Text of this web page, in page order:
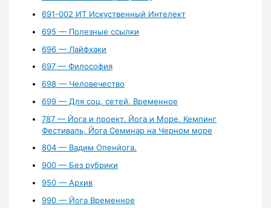
691-002 ИТ Искуственный Интелект
695 — Полезные ссылки
696 — Лайфхаки
697 — Философия
698 — Человечество
699 — Для соц. сетей. Временное
787 — Йога и проект. Йога и Море. Кемпинг
Фестиваль, Йога Семинар на Черном море
804 — Вадим Опенйога.
900 — Без рубрики
950 — Архив
990 — Йога Временное